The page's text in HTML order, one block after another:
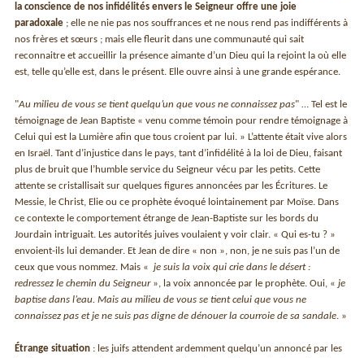
la conscience de nos infidélités envers le Seigneur offre une joie
paradoxale ; elle ne nie pas nos souffrances et ne nous rend pas indifférents à
nos frères et sœurs ; mais elle fleurit dans une communauté qui sait
reconnaitre et accueillir la présence aimante d’un Dieu qui la rejoint la où elle
est, telle qu’elle est, dans le présent. Elle ouvre ainsi à une grande espérance.
"Au milieu de vous se tient quelqu’un que vous ne connaissez pas" … Tel est le
témoignage de Jean Baptiste « venu comme témoin pour rendre témoignage à
Celui qui est la Lumière afin que tous croient par lui. » L’attente était vive alors
en Israël. Tant d’injustice dans le pays, tant d’infidélité à la loi de Dieu, faisant
plus de bruit que l’humble service du Seigneur vécu par les petits. Cette
attente se cristallisait sur quelques figures annoncées par les Écritures. Le
Messie, le Christ, Elie ou ce prophète évoqué lointainement par Moïse. Dans
ce contexte le comportement étrange de Jean-Baptiste sur les bords du
Jourdain intriguait. Les autorités juives voulaient y voir clair. « Qui es-tu ? »
envoient-ils lui demander. Et Jean de dire « non », non, je ne suis pas l’un de
ceux que vous nommez. Mais « je suis la voix qui crie dans le désert :
redressez le chemin du Seigneur», la voix annoncée par le prophète. Oui, «je
baptise dans l’eau. Mais au milieu de vous se tient celui que vous ne
connaissez pas et je ne suis pas digne de dénouer la courroie de sa sandale . »
Étrange situation : les juifs attendent ardemment quelqu’un annoncé par les